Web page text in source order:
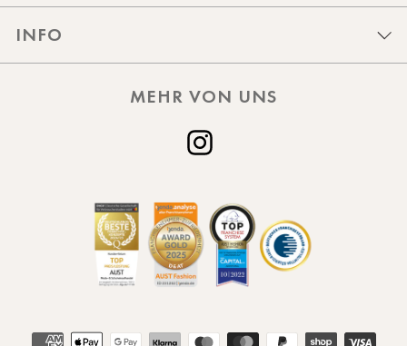
INFO
MEHR VON UNS